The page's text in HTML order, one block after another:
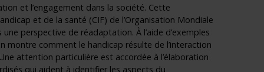
et l’engagement dans la société. Cette
et de la santé (CIF) de l’Organisation Mondiale
perspective de réadaptation. À l’aide d’exemples
montre comment le handicap résulte de l’interaction
attention particulière est accordée à l’élaboration
qui aident à identifier les aspects du